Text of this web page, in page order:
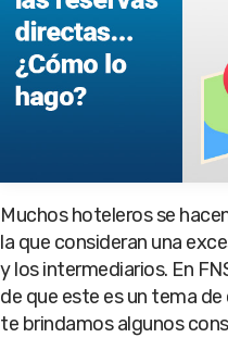
Muchos hoteleros se
la que consideran una
y los intermediarios. En
de que este es un tema
te brindamos algunos